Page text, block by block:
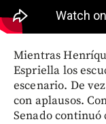
Mientras
Espriella los
escenario. De
con aplausos.
Senado continuó